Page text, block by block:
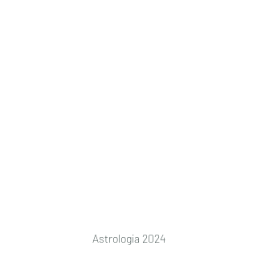
Astrologia 2024